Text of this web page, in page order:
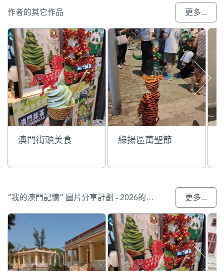
作者的其它作品 更多...
澳門街頭美食 綠揚區萬聖節
“我的澳門記憶” 圖片分享計劃 - 2026的參與作品 更多...